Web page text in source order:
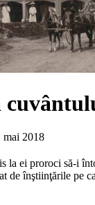
mai 2018
la ei proroci să-i
de înştiinţările pe